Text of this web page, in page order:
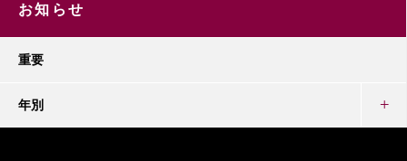
お知らせ
重要
年別